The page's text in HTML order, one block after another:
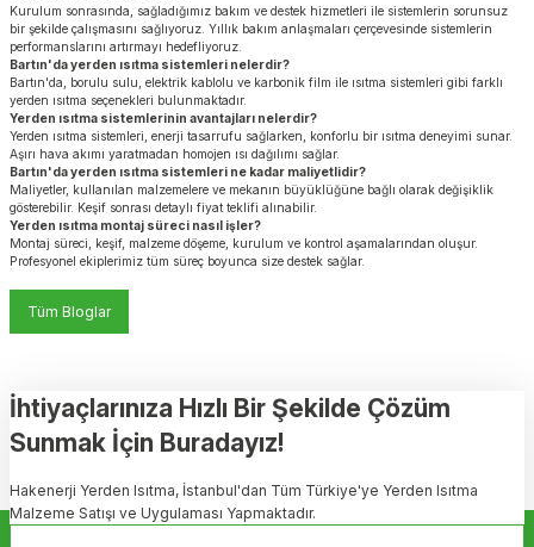
Kurulum sonrasında, sağladığımız bakım ve destek hizmetleri ile sistemlerin sorunsuz
bir şekilde çalışmasını sağlıyoruz. Yıllık bakım anlaşmaları çerçevesinde sistemlerin
performanslarını artırmayı hedefliyoruz.
Bartın'da yerden ısıtma sistemleri nelerdir?
Bartın'da, borulu sulu, elektrik kablolu ve karbonik film ile ısıtma sistemleri gibi farklı
yerden ısıtma seçenekleri bulunmaktadır.
Yerden ısıtma sistemlerinin avantajları nelerdir?
Yerden ısıtma sistemleri, enerji tasarrufu sağlarken, konforlu bir ısıtma deneyimi sunar.
Aşırı hava akımı yaratmadan homojen ısı dağılımı sağlar.
Bartın'da yerden ısıtma sistemleri ne kadar maliyetlidir?
Maliyetler, kullanılan malzemelere ve mekanın büyüklüğüne bağlı olarak değişiklik
gösterebilir. Keşif sonrası detaylı fiyat teklifi alınabilir.
Yerden ısıtma montaj süreci nasıl işler?
Montaj süreci, keşif, malzeme döşeme, kurulum ve kontrol aşamalarından oluşur.
Profesyonel ekiplerimiz tüm süreç boyunca size destek sağlar.
Tüm Bloglar
İhtiyaçlarınıza Hızlı Bir Şekilde Çözüm
Sunmak İçin Buradayız!
Hakenerji Yerden Isıtma, İstanbul'dan Tüm Türkiye'ye Yerden Isıtma
Malzeme Satışı ve Uygulaması Yapmaktadır.